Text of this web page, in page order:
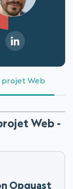
projet Web
Web -
Opquast